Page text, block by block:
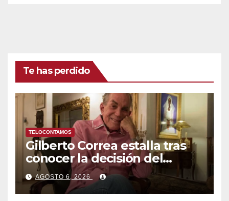
Te has perdido
TELOCONTAMOS
Gilberto Correa estalla tras
conocer la decisión del
tribunal en su caso
AGOSTO 6, 2026